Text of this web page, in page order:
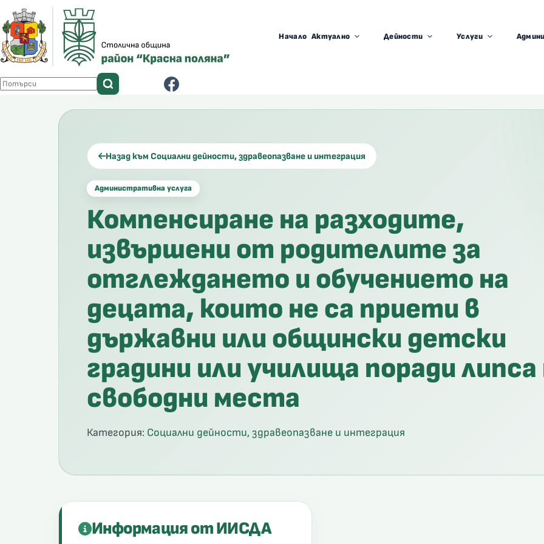
content
Начало Актуално Дейности Услуги
Назад към Социални дейности, здравеопазване и интеграция
Административна услуга
Компенсиране на разходите,
извършени от родителите за
отглеждането и обучението на
децата, които не са приети в
държавни или общински детски
градини или училища поради липса
свободни места
Категория: Социални дейности, здравеопазване и интеграция
Информация от ИИСДА